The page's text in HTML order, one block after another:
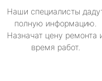
Наши специалисты
полную информацию.
Назначат цену ремонта
время работ.